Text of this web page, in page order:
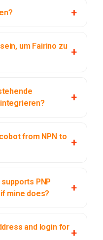
um Fairino zu
from NPN to
PNP
mine does?
and login for